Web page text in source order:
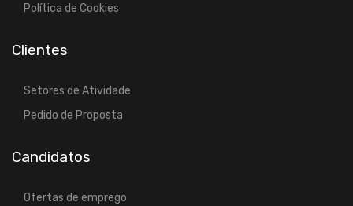
Política de Cookies
Clientes
Setores de Atividade
Pedido de Proposta
Candidatos
Ofertas de emprego